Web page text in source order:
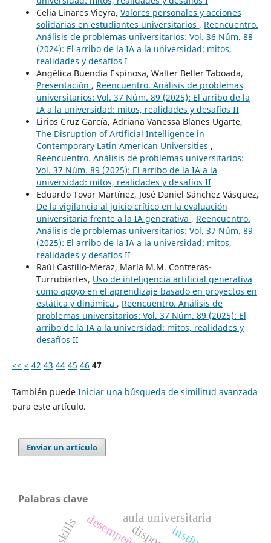
Celia Linares Vieyra, Valores personales y acciones
solidarias en estudiantes universitarios , Reencuentro.
Análisis de problemas universitarios: Vol. 36 Núm. 88
(2024): El arribo de la IA a la universidad: mitos,
realidades y desafíos I
Angélica Buendía Espinosa, Walter Beller Taboada,
Presentación , Reencuentro. Análisis de problemas
universitarios: Vol. 37 Núm. 89 (2025): El arribo de la
IA a la universidad: mitos, realidades y desafíos II
Lirios Cruz García, Adriana Vanessa Blanes Ugarte,
The Disruption of Artificial Intelligence in
Contemporary Latin American Universities ,
Reencuentro. Análisis de problemas universitarios:
Vol. 37 Núm. 89 (2025): El arribo de la IA a la
universidad: mitos, realidades y desafíos II
Eduardo Tovar Martínez, José Daniel Sánchez Vásquez,
De la vigilancia al juicio crítico en la evaluación
universitaria frente a la IA generativa , Reencuentro.
Análisis de problemas universitarios: Vol. 37 Núm. 89
(2025): El arribo de la IA a la universidad: mitos,
realidades y desafíos II
Raúl Castillo-Meraz, María M.M. Contreras-
Turrubiartes, Uso de inteligencia artificial generativa
como apoyo en el aprendizaje basado en proyectos en
estática y dinámica , Reencuentro. Análisis de
problemas universitarios: Vol. 37 Núm. 89 (2025): El
arribo de la IA a la universidad: mitos, realidades y
desafíos II
<< < 42 43 44 45 46 47
También puede Iniciar una búsqueda de similitud avanzada
para este artículo.
Enviar un artículo
Palabras clave
aula universitaria